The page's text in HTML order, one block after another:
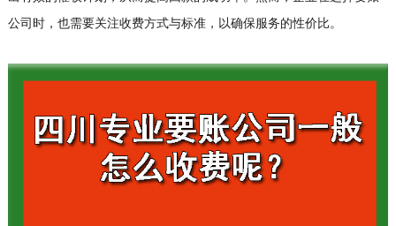
公司时，也需要关注收费方式与标准，以确保服务的性价比。